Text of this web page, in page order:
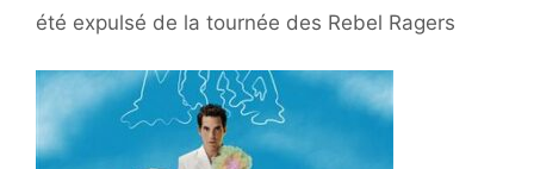
été expulsé de la tournée des Rebel Ragers